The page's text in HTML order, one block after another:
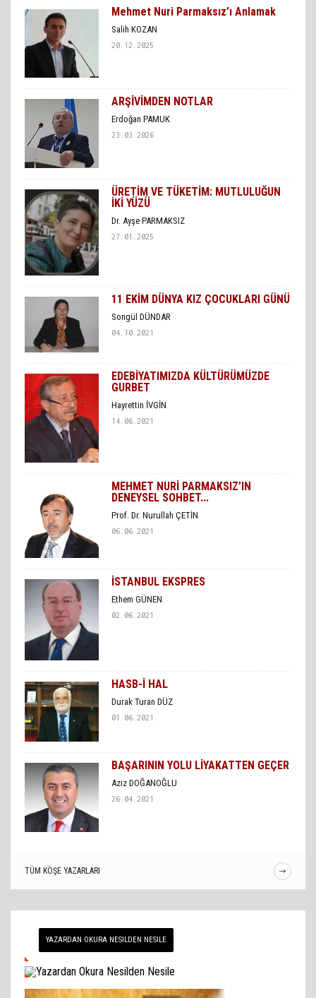
Mehmet Nuri Parmaksız’ı Anlamak
Salih KOZAN
20.12.2025
ARŞİVİMDEN NOTLAR
Erdoğan PAMUK
23.03.2026
ÜRETİM VE TÜKETİM: MUTLULUĞUN
İKİ YÜZÜ
Dr. Ayşe PARMAKSIZ
27.01.2025
11 EKİM DÜNYA KIZ ÇOCUKLARI GÜNÜ
Songül DÜNDAR
04.10.2021
EDEBİYATIMIZDA KÜLTÜRÜMÜZDE
GURBET
Hayrettin İVGİN
14.06.2021
MEHMET NURİ PARMAKSIZ’IN
DENEYSEL SOHBET...
Prof. Dr. Nurullah ÇETİN
06.06.2021
İSTANBUL EKSPRES
Ethem GÜNEN
02.06.2021
HASB-İ HAL
Durak Turan DÜZ
01.06.2021
BAŞARININ YOLU LİYAKATTEN GEÇER
Aziz DOĞANOĞLU
26.04.2021
TÜM KÖŞE YAZARLARI
VIDEO
YAZARDAN OKURA NESILDEN NESILE